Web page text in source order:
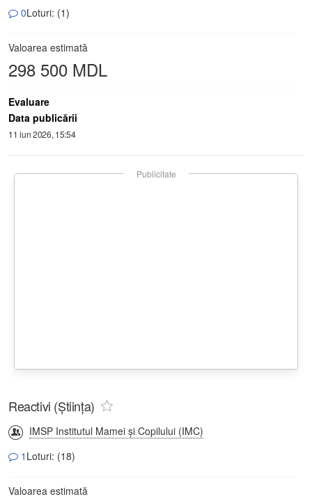
0Loturi: (1)
Valoarea estimată
298 500 MDL
Evaluare
Data publicării
11 iun 2026, 15:54
Publicitate
Reactivi (Știința)
IMSP Institutul Mamei și Copilului (IMC)
1 Loturi: (18)
Valoarea estimată